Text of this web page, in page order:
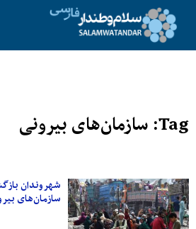
Tag: سازمان‌های بیرونی
شهروندان
سازمان‌های